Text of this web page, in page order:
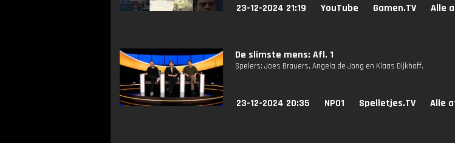
23-12-2024 21:19 YouTube Gamen.TV Alle
De slimste mens: Afl. 1
Spelers: Joes Brauers, Angela de Jong en Klaas Dijkhoff.
23-12-2024 20:35 NPO1 Spelletjes.TV Alle